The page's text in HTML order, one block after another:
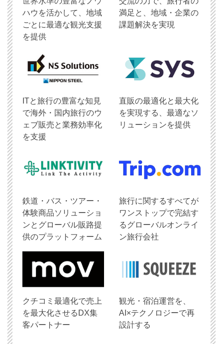
ハウを活かして、地域
ごとに最適な観光支援
を提供
満足と、地域・企業の
課題解決を実現
ITと旅行の豊富な知見
で海外・国内旅行のウ
ェブ販売と業務効率化
を支援
直販の最適化と最大化
を実現する、最適なソ
リューションを提供
鉄道・バス・ツアー・
体験商品ソリューショ
ンとグローバル販路提
供のプラットフォーム
旅行に関するすべてが
ワンストップで完結す
るグローバルオンライ
ン旅行会社
クチコミ最適化で売上
を最大化させるDX集
客パートナー
観光・宿泊運営を、
AI×テクノロジーで再
設計する